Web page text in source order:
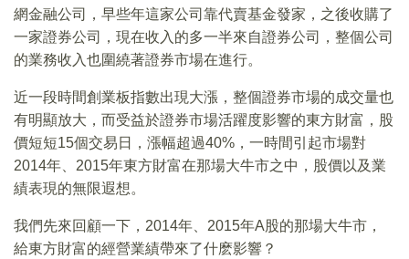
網金融公司，早些年這家公司靠代賣基金發家，之後收購了
一家證券公司，現在收入的多一半來自證券公司，整個公司
的業務收入也圍繞著證券市場在進行。
近一段時間創業板指數出現大漲，整個證券市場的成交量也
有明顯放大，而受益於證券市場活躍度影響的東方財富，股
價短短15個交易日，漲幅超過40%，一時間引起市場對
2014年、2015年東方財富在那場大牛市之中，股價以及業
績表現的無限遐想。
我們先來回顧一下，2014年、2015年A股的那場大牛市，
給東方財富的經營業績帶來了什麽影響？